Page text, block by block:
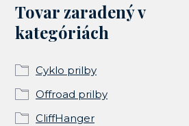
Tovar zaradený v
kategóriách
Cyklo prilby
Offroad prilby
CliffHanger